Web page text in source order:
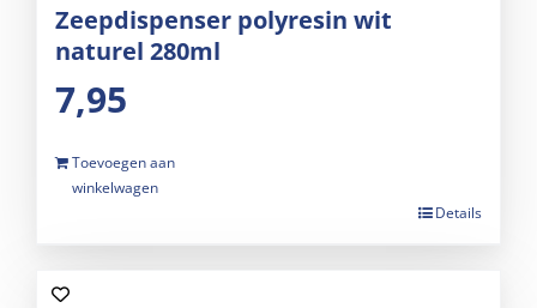
Zeepdispenser polyresin wit
naturel 280ml
7,95
Toevoegen aan
winkelwagen
Details